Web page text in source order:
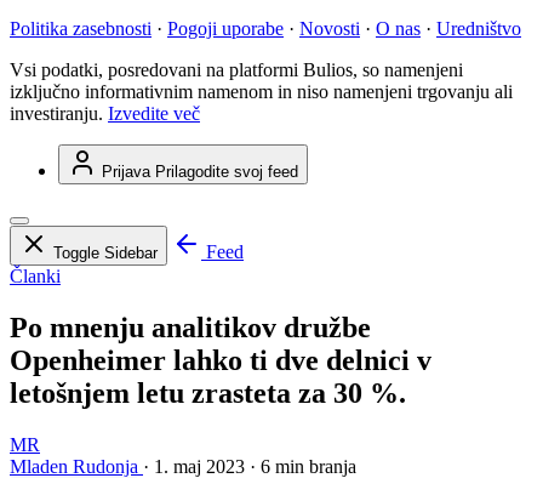
Politika zasebnosti · Pogoji uporabe · Novosti · O nas · Uredništvo
Vsi podatki, posredovani na platformi Bulios, so namenjeni
izključno informativnim namenom in niso namenjeni trgovanju ali
investiranju. Izvedite več
Prijava Prilagodite svoj feed
Toggle Sidebar
Feed
Članki
Po mnenju analitikov družbe
Openheimer lahko ti dve delnici v
letošnjem letu zrasteta za 30 %.
MR
Mladen Rudonja · 1. maj 2023 · 6 min branja